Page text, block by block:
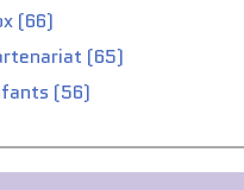
(66)
(65)
(56)